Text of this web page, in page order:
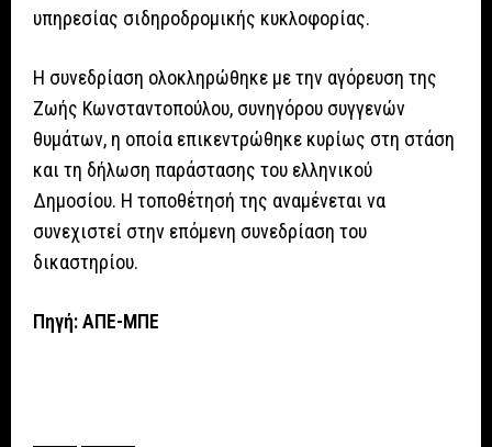
υπηρεσίας σιδηροδρομικής κυκλοφορίας.
Η συνεδρίαση ολοκληρώθηκε με την αγόρευση της
Ζωής Κωνσταντοπούλου, συνηγόρου συγγενών
θυμάτων, η οποία επικεντρώθηκε κυρίως στη στάση
και τη δήλωση παράστασης του ελληνικού
Δημοσίου. Η τοποθέτησή της αναμένεται να
συνεχιστεί στην επόμενη συνεδρίαση του
δικαστηρίου.
Πηγή: ΑΠΕ-ΜΠΕ